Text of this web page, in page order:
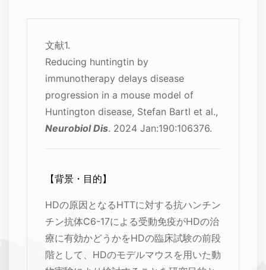
文献1.
Reducing huntingtin by
immunotherapy delays disease
progression in a mouse model of
Huntington disease, Stefan Bartl et al.,
Neurobiol Dis. 2024 Jan:190:106376.
【背景・目的】
HDの原因となるHTTに対する抗ハンチン
チン抗体C6-17による受動免疫がHDの治
療に有効かどうかをHDの臨床試験の前段
階として、HDのモデルマウスを用いた動